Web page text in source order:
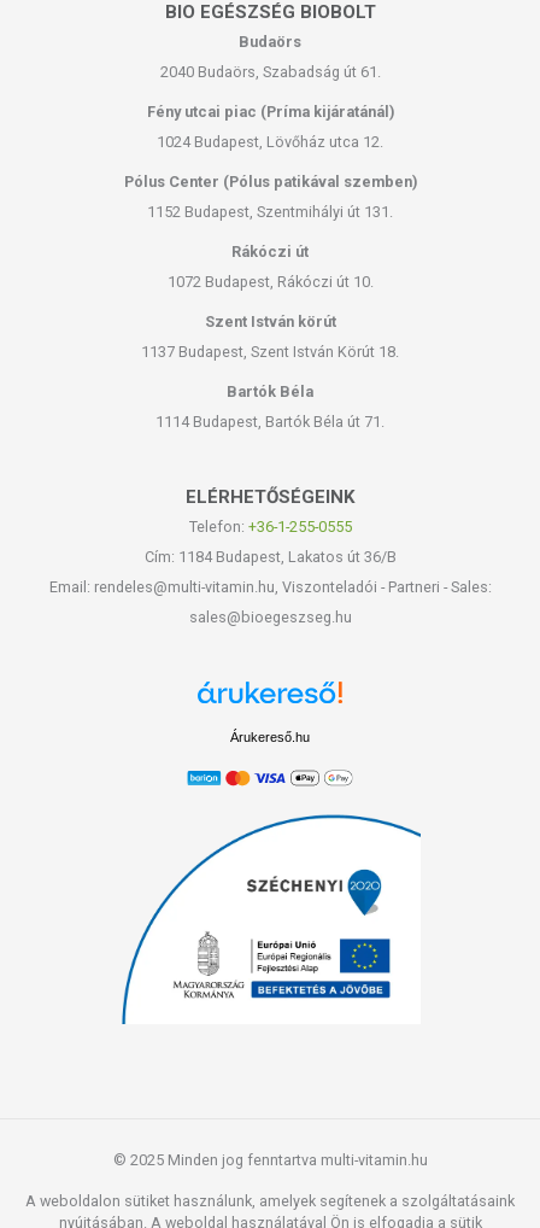
BIO EGÉSZSÉG BIOBOLT
Budaörs
2040 Budaörs, Szabadság út 61.
Fény utcai piac (Príma kijáratánál)
1024 Budapest, Lövőház utca 12.
Pólus Center (Pólus patikával szemben)
1152 Budapest, Szentmihályi út 131.
Rákóczi út
1072 Budapest, Rákóczi út 10.
Szent István körút
1137 Budapest, Szent István Körút 18.
Bartók Béla
1114 Budapest, Bartók Béla út 71.
ELÉRHETŐSÉGEINK
Telefon: +36-1-255-0555
Cím: 1184 Budapest, Lakatos út 36/B
Email: rendeles@multi-vitamin.hu, Viszonteladói - Partneri - Sales:
sales@bioegeszseg.hu
Árukereső.hu
© 2025 Minden jog fenntartva multi-vitamin.hu
A weboldalon sütiket használunk, amelyek segítenek a szolgáltatásaink
nyújtásában. A weboldal használatával Ön is elfogadja a sütik